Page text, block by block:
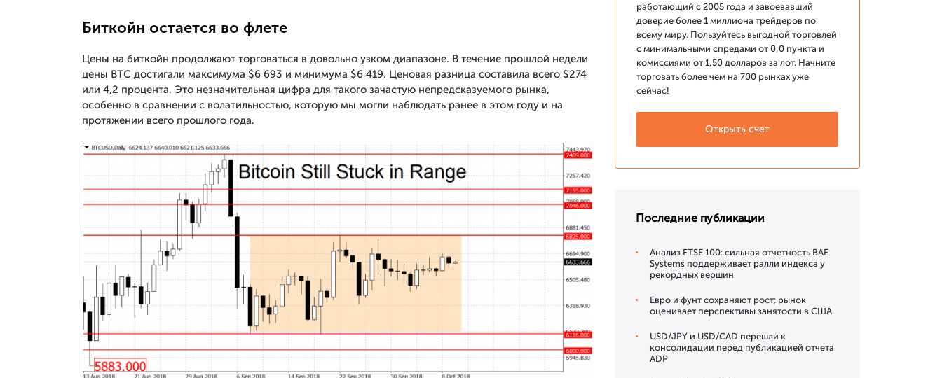
Биткойн остается во флете
Цены на биткойн продолжают торговаться в довольно узком диапазоне. В течение прошлой недели
цены BTC достигали максимума $6 693 и минимума $6 419. Ценовая разница составила всего $274
или 4,2 процента. Это незначительная цифра для такого зачастую непредсказуемого рынка,
особенно в сравнении с волатильностью, которую мы могли наблюдать ранее в этом году и на
протяжении всего прошлого года.
работающий с 2005 года и завоевавший
доверие более 1 миллиона трейдеров по
всему миру. Пользуйтесь выгодной торговлей
с минимальными спредами от 0,0 пункта и
комиссиями от 1,50 долларов за лот. Начните
торговать более чем на 700 рынках уже
сейчас!
Открыть счет
Последние публикации
Анализ FTSE 100: сильная отчетность BAE
Systems поддерживает ралли индекса у
рекордных вершин
Евро и фунт сохраняют рост: рынок
оценивает перспективы занятости в США
USD/JPY и USD/CAD перешли к
консолидации перед публикацией отчета
ADP